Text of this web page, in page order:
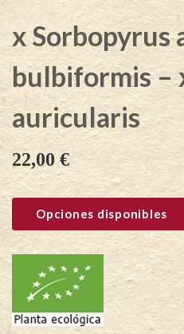
x Sorbopyrus
bulbiformis –
auricularis
22,00€
Opciones disponibles